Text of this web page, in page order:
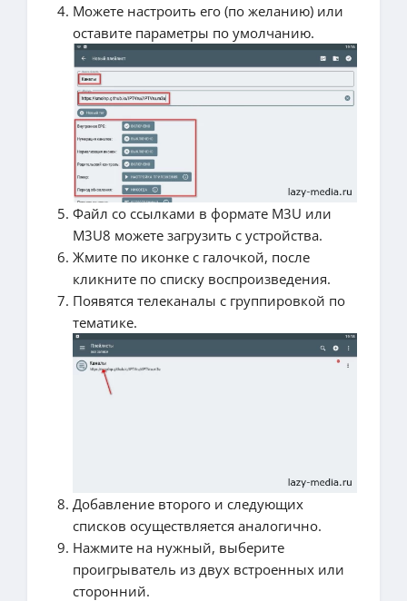
Можете настроить его (по желанию) или
оставите параметры по умолчанию.
Файл со ссылками в формате M3U или
M3U8 можете загрузить с устройства.
Жмите по иконке с галочкой, после
кликните по списку воспроизведения.
Появятся телеканалы с группировкой по
тематике.
Добавление второго и следующих
списков осуществляется аналогично.
Нажмите на нужный, выберите
проигрыватель из двух встроенных или
сторонний.